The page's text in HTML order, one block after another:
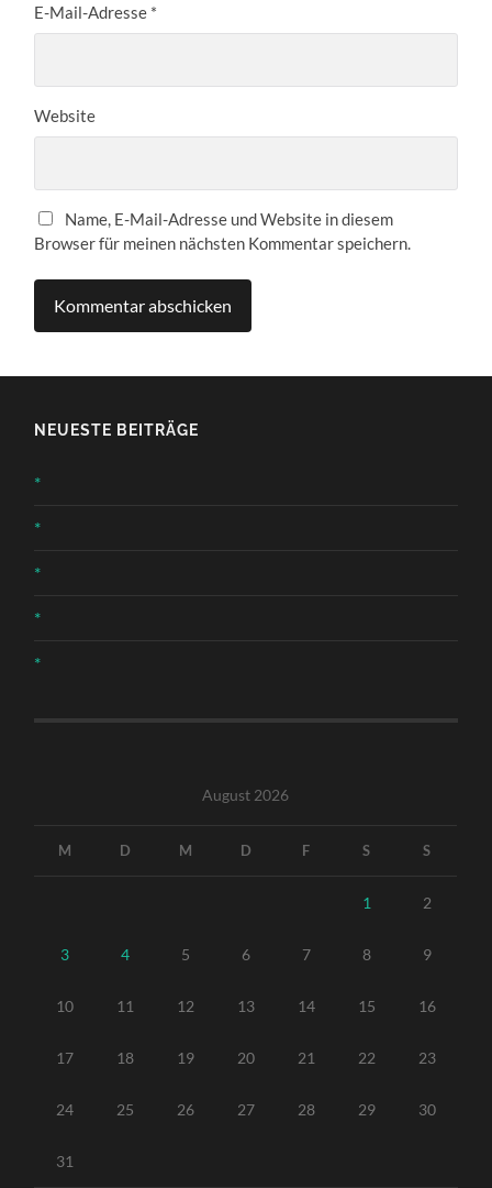
E-Mail-Adresse *
Website
Name, E-Mail-Adresse und Website in diesem
Browser für meinen nächsten Kommentar speichern.
NEUESTE BEITRÄGE
*
*
*
*
*
August 2026
M D M D F S S
1 2
3 4 5 6 7 8 9
10 11 12 13 14 15 16
17 18 19 20 21 22 23
24 25 26 27 28 29 30
31